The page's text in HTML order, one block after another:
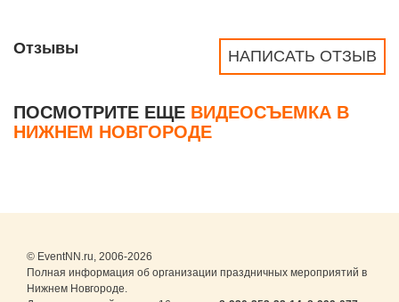
НАПИСАТЬ ОТЗЫВ
Отзывы
ПОСМОТРИТЕ ЕЩЕ ВИДЕОСЪЕМКА В
НИЖНЕМ НОВГОРОДЕ
© EventNN.ru, 2006-2026
Полная информация об организации праздничных мероприятий в
Нижнем Новгороде.